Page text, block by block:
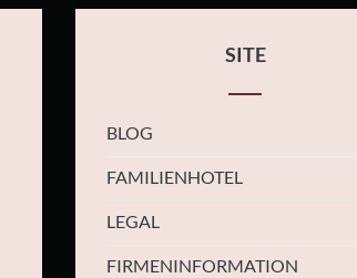
SITE
BLOG
FAMILIENHOTEL
LEGAL
FIRMENINFORMATION